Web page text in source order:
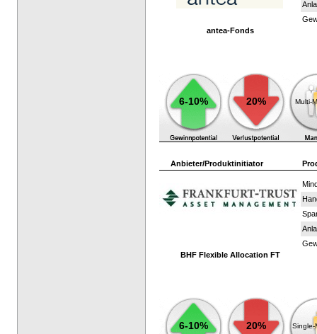
antea-Fonds
6-10% 20% Multi-
Anbieter/Produktinitiator
BHF Flexible Allocation FT
6-10% 20% Single-